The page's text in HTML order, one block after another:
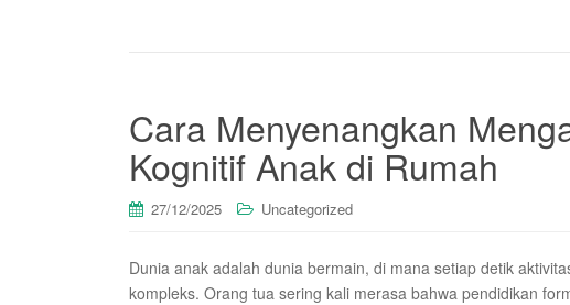
Cara Menyenangkan
Kognitif Anak di Rumah
27/12/2025 Uncategorized
Dunia anak adalah dunia bermain, di mana setiap detik
kompleks. Orang tua sering kali merasa bahwa pendidikan